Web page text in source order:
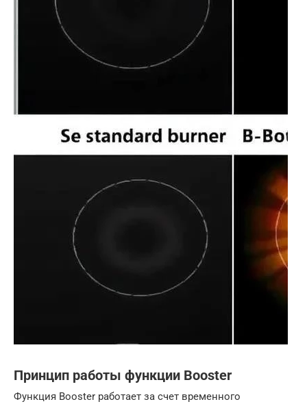
Принцип работы функции Booster
Функция Booster работает за счет временного